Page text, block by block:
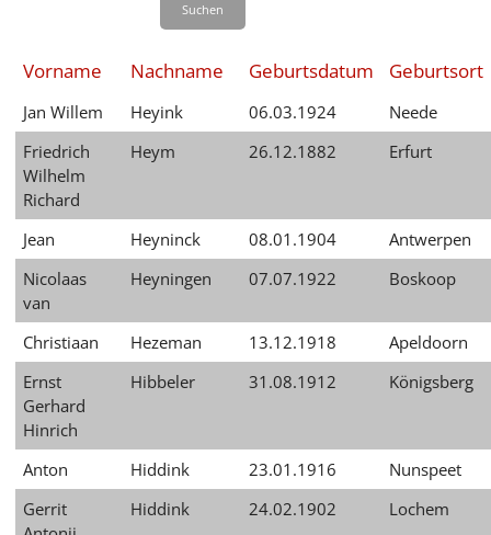
Deutsch
English
Français
Dansk
Italiano
Polski
Português
Yкраїнський
Suchen
Vorname Nachname Geburtsdatum Geburtsort
Jan Willem Heyink 06.03.1924
Neede
Friedrich
Wilhelm
Richard
Heym 26.12.1882 Erfurt
Jean Heyninck 08.01.1904
Antwerpen
Nicolaas
van
Heyningen 07.07.1922 Boskoop
Christiaan Hezeman 13.12.1918
Apeldoorn
Ernst
Gerhard
Hinrich
Hibbeler 31.08.1912 Königsberg
Anton Hiddink 23.01.1916
Nunspeet
Gerrit
Hiddink 24.02.1902 Lochem